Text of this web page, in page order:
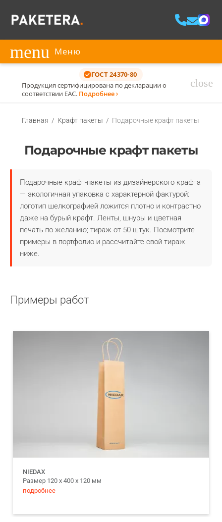
menu Меню
ГОСТ 24370-80
Продукция сертифицирована по декларации о
соответствии ЕАС. Подробнее ›
close
Главная / Крафт пакеты / Подарочные крафт пакеты
Подарочные крафт пакеты
Подарочные крафт-пакеты из дизайнерского крафта
— экологичная упаковка с характерной фактурой:
логотип шелкографией ложится плотно и контрастно
даже на бурый крафт. Ленты, шнуры и цветная
печать по желанию; тираж от 50 штук. Посмотрите
примеры в портфолио и рассчитайте свой тираж
ниже.
Примеры работ
NIEDAX
Размер 120 х 400 х 120 мм
подробнее